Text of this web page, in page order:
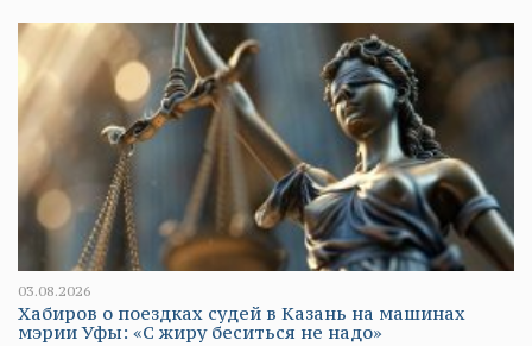
03.08.2026
Хабиров о поездках судей в Казань на машинах
мэрии Уфы: «С жиру беситься не надо»